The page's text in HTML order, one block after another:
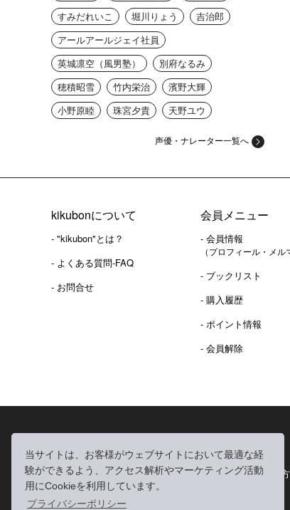
当サイトは、お客様がウェブサイトにおいて最適な経
験ができるよう、アクセス解析やマーケティング活動
用にCookieを利用しています。
プライバシーポリシー
すみだれいこ
堀川りょう
吉治郎
アールアールジェイ社員
英城凛空（風男塾）
別府なるみ
穂積昭雪
竹内栄治
濱野大輝
小野原睦
珠宮夕貴 天野ユウ
声優・ナレーター一覧へ
kikubonについて
- "kikubon"とは？
- よくある質問-FAQ
- お問合せ
会員メニュー
- 会員情報
（プロフィール・メル
- ブックリスト
- 購入履歴
- ポイント情報
- 会員解除
利用規約|個人情報の取り扱いについて| 個人情報保護
特定商取引法に基づく表記